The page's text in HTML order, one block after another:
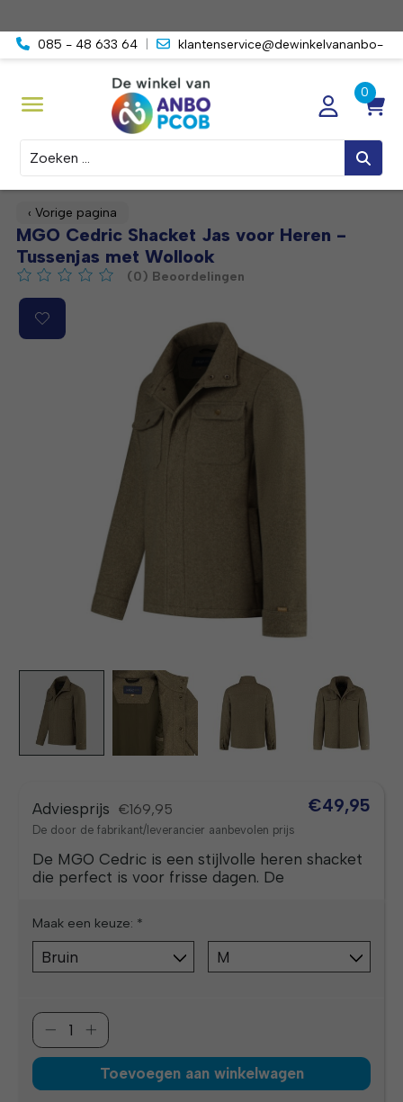
085 - 48 633 64
klantenservice@dewinkelvananbo-
Zoeken
‹ Vorige pagina
MGO Cedric Shacket Jas voor Heren -
Tussenjas met Wollook
De beoordeling van dit product is0van de 5
(0) Beoordelingen
Product image slideshow Items
Adviesprijs €169,95
De door de fabrikant/leverancier aanbevolen prijs
€49,95
De MGO Cedric is een stijlvolle heren shacket
die perfect is voor frisse dagen. De
Maak een keuze: *
Toevoegen aan winkelwagen